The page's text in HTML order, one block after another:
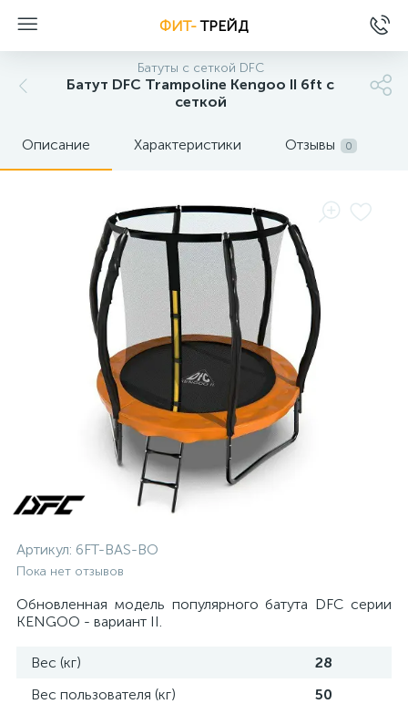
ФИТ-ТРЕЙД
Батуты с сеткой DFC
Батут DFC Trampoline Kengoo II 6ft с
сеткой
Описание Характеристики Отзывы 0
Артикул: 6FT-BAS-BO
Пока нет отзывов
Обновленная модель популярного батута DFC серии
KENGOO - вариант II.
Вес (кг)
28
Вес пользователя (кг)
50